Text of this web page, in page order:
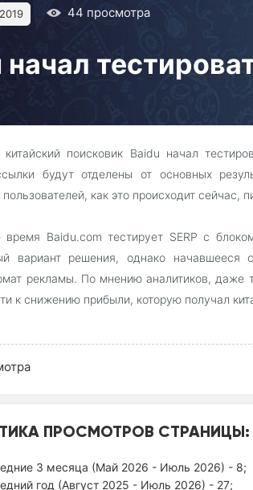
44 просмотра
начал
поисковик Baidu начал
будут отделены от основных
как это происходит сейчас,
время Baidu.com тестирует SERP с
вариант решения, однако начавшееся
рекламы. По мнению аналитиков, даже
к снижению прибыли, которую получал
ПРОСМОТРОВ СТРАНИЦЫ:
3 месяца (Май 2026 - Июль 2026) - 8;
год (Август 2025 - Июль 2026) - 27;